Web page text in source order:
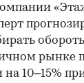
рынке
10–15%